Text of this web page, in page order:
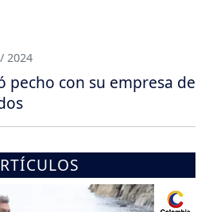
2024
pecho con su empresa de